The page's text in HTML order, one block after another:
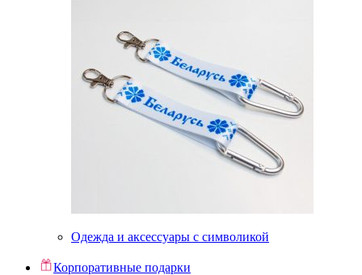
Одежда и аксессуары с символикой
Корпоративные подарки